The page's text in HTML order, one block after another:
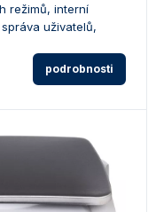
režimů, interní
uživatelů,
podrobnosti